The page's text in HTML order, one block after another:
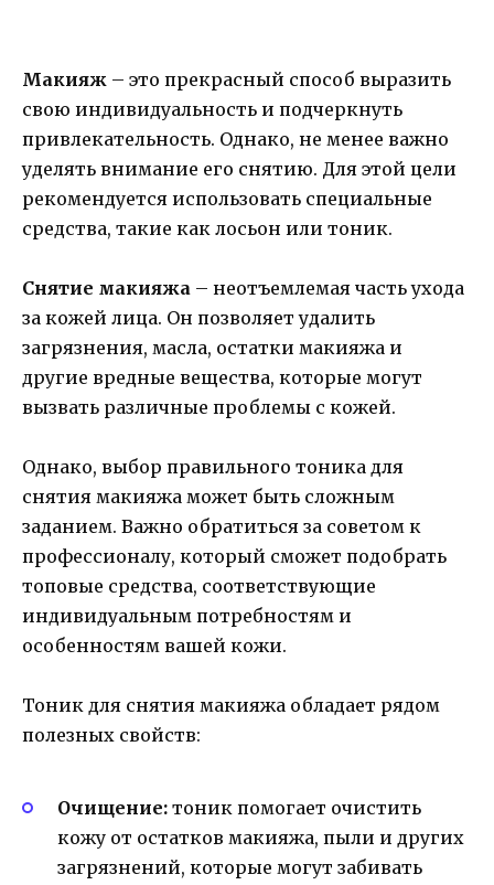
Макияж – это прекрасный способ выразить
свою индивидуальность и подчеркнуть
привлекательность. Однако, не менее важно
уделять внимание его снятию. Для этой цели
рекомендуется использовать специальные
средства, такие как лосьон или тоник.
Снятие макияжа – неотъемлемая часть ухода
за кожей лица. Он позволяет удалить
загрязнения, масла, остатки макияжа и
другие вредные вещества, которые могут
вызвать различные проблемы с кожей.
Однако, выбор правильного тоника для
снятия макияжа может быть сложным
заданием. Важно обратиться за советом к
профессионалу, который сможет подобрать
топовые средства, соответствующие
индивидуальным потребностям и
особенностям вашей кожи.
Тоник для снятия макияжа обладает рядом
полезных свойств:
Очищение: тоник помогает очистить
кожу от остатков макияжа, пыли и других
загрязнений, которые могут забивать